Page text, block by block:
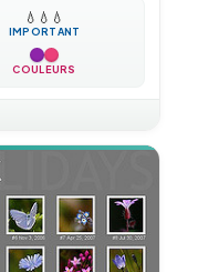
💧 💧 💧
IMPORTANT
COULEURS